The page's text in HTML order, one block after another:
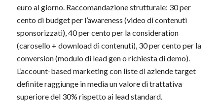
euro al giorno. Raccomandazione strutturale: 30 per
cento di budget per l’awareness (video di contenuti
sponsorizzati), 40 per cento per la consideration
(carosello + download di contenuti), 30 per cento per la
conversion (modulo di lead gen o richiesta di demo).
L’account-based marketing con liste di aziende target
definite raggiunge in media un valore di trattativa
superiore del 30% rispetto ai lead standard.